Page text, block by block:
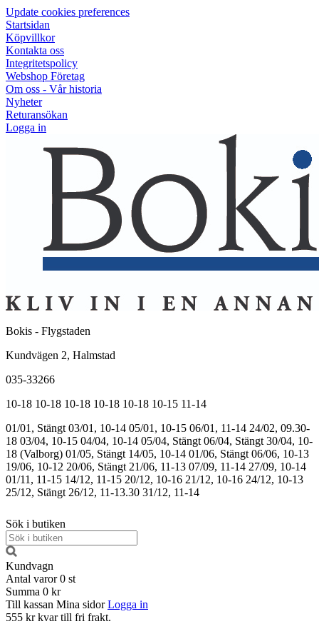
Update cookies preferences
Startsidan
Köpvillkor
Kontakta oss
Integritetspolicy
Webshop Företag
Om oss - Vår historia
Nyheter
Returansökan
Logga in
Bokis - Flygstaden
Kundvägen 2, Halmstad
035-33266
10-18 10-18 10-18 10-18 10-18 10-15 11-14
01/01, Stängt 03/01, 10-14 05/01, 10-15 06/01, 11-14 24/02, 09.30-
18 03/04, 10-15 04/04, 10-14 05/04, Stängt 06/04, Stängt 30/04, 10-
18 (Valborg) 01/05, Stängt 14/05, 10-14 01/06, Stängt 06/06, 10-13
19/06, 10-12 20/06, Stängt 21/06, 11-13 07/09, 11-14 27/09, 10-14
01/11, 11-15 14/12, 11-15 20/12, 10-16 21/12, 10-16 24/12, 10-13
25/12, Stängt 26/12, 11-13.30 31/12, 11-14
Sök i butiken
Kundvagn
Antal varor 0 st
Summa 0 kr
Till kassan Mina sidor Logga in
555 kr kvar till fri frakt.